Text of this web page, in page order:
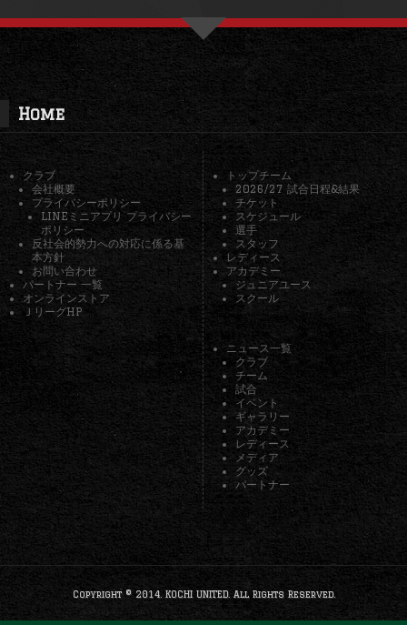
Home
クラブ
会社概要
プライバシーポリシー
LINEミニアプリ プライバシー
ポリシー
反社会的勢力への対応に係る基
本方針
お問い合わせ
パートナー 一覧
オンラインストア
ＪリーグHP
トップチーム
2026/27 試合日程&結果
チケット
スケジュール
選手
スタッフ
レディース
アカデミー
ジュニアユース
スクール
ニュース一覧
クラブ
チーム
試合
イベント
ギャラリー
アカデミー
レディース
メディア
グッズ
パートナー
Copyright © 2014. KOCHI UNITED. All Rights Reserved.